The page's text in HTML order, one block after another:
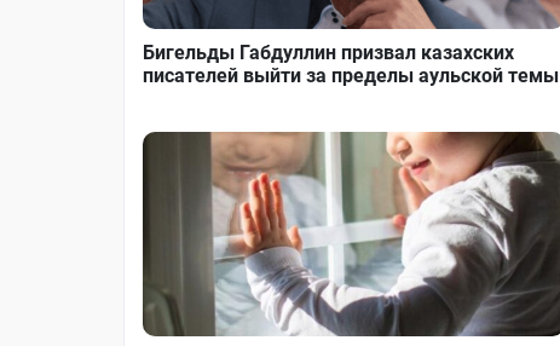
Бигельды Габдуллин призвал казахских
писателей выйти за пределы аульской темы